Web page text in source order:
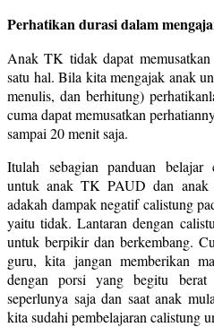
Perhatikan durasi dalam
Anak TK tidak dapat
satu hal. Bila kita mengajak anak
menulis, dan berhitung)
cuma dapat memusatkan
sampai 20 menit saja.
Itulah sebagian panduan belajar
untuk anak TK PAUD dan anak
adakah dampak negatif calistung
yaitu tidak. Lantaran dengan
untuk berpikir dan berkembang.
guru, kita jangan memberikan
dengan porsi yang begitu
seperlunya saja dan saat anak
kita sudahi pembelajaran calistung